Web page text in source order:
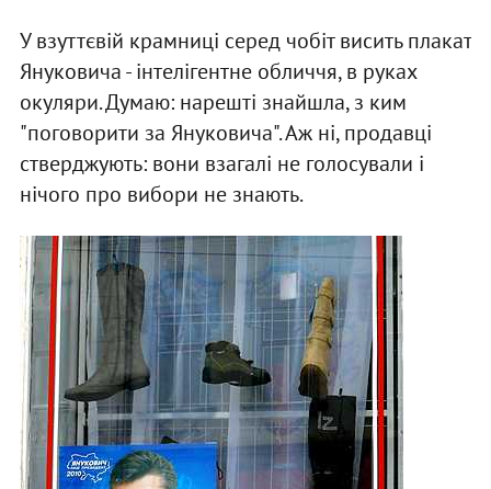
У взуттєвій крамниці серед чобіт висить плакат
Януковича - інтелігентне обличчя, в руках
окуляри. Думаю: нарешті знайшла, з ким
"поговорити за Януковича". Аж ні, продавці
стверджують: вони взагалі не голосували і
нічого про вибори не знають.